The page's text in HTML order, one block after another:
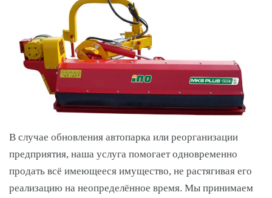
В случае обновления автопарка или реорганизации
предприятия, наша услуга помогает одновременно
продать всё имеющееся имущество, не растягивая его
реализацию на неопределённое время. Мы принимаем